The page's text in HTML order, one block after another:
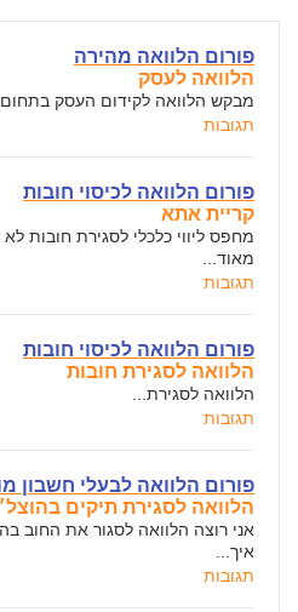
פורום הלוואה מהירה
הלוואה לעסק
מבקש הלוואה לקידום העסק בתחום
תגובות
פורום הלוואה לכיסוי חובות
קריית אתא
מחפס ליווי כלכלי לסגירת חובות
מאוד...
תגובות
פורום הלוואה לכיסוי חובות
הלוואה לסגירת חובות
הלוואה לסגירת...
תגובות
פורום הלוואה לבעלי חשבון
הלוואה לסגירת תיקים
אני רוצה הלוואה לסגור את החוב
איך...
תגובות